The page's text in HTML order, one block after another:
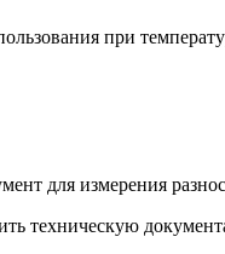
при
для измерения
техническую